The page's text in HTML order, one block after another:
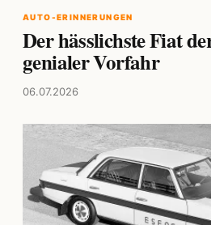
AUTO-ERINNERUNGEN
Der hässlichste Fiat
genialer Vorfahr
06.07.2026